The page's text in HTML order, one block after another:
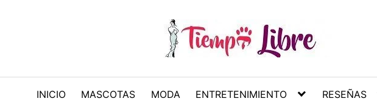
INICIO MASCOTAS MODA ENTRETENIMIENTO RESEÑAS